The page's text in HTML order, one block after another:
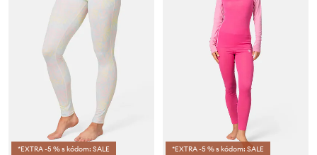
*EXTRA -5 % s kódom: SALE *EXTRA -5 % s kódom: SALE